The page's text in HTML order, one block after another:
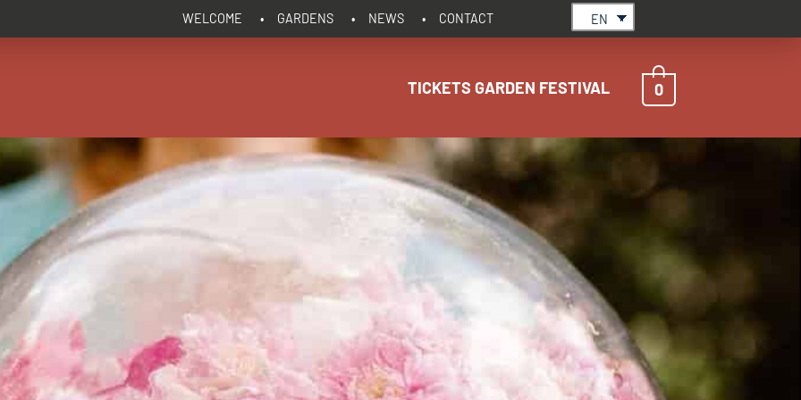
WELCOME GARDENS NEWS CONTACT EN
TICKETS GARDEN FESTIVAL 0